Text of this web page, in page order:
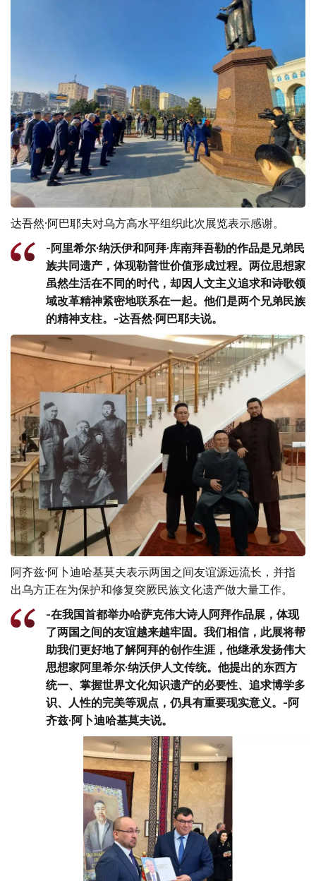
达吾然·阿巴耶夫对乌方高水平组织此次展览表示感谢。
-阿里希尔·纳沃伊和阿拜·库南拜吾勒的作品是兄弟民
族共同遗产，体现勒普世价值形成过程。两位思想家
虽然生活在不同的时代，却因人文主义追求和诗歌领
域改革精神紧密地联系在一起。他们是两个兄弟民族
的精神支柱。-达吾然·阿巴耶夫说。
阿齐兹·阿卜迪哈基莫夫表示两国之间友谊源远流长，并指
出乌方正在为保护和修复突厥民族文化遗产做大量工作。
-在我国首都举办哈萨克伟大诗人阿拜作品展，体现
了两国之间的友谊越来越牢固。我们相信，此展将帮
助我们更好地了解阿拜的创作生涯，他继承发扬伟大
思想家阿里希尔·纳沃伊人文传统。他提出的东西方
统一、掌握世界文化知识遗产的必要性、追求博学多
识、人性的完美等观点，仍具有重要现实意义。-阿
齐兹·阿卜迪哈基莫夫说。